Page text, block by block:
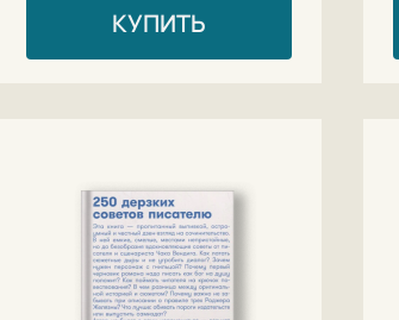
КУПИТЬ